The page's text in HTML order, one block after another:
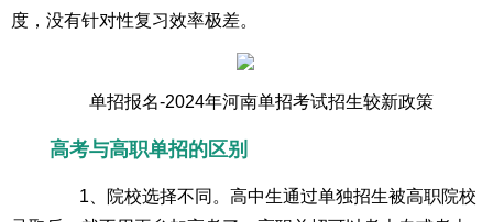
度，没有针对性复习效率极差。
单招报名-2024年河南单招考试招生较新政策
高考与高职单招的区别
1、院校选择不同。高中生通过单独招生被高职院校